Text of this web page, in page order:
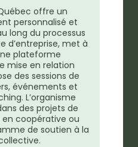
offre un
personnalisé et
long du processus
d’entreprise, met à
plateforme
mise en relation
des sessions de
événements et
L’organisme
des projets de
coopérative ou
de soutien à la